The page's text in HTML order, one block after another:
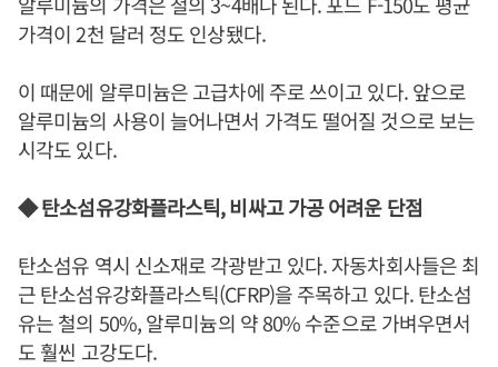
가격이 2천 달러 정도 인상됐다.
이 때문에 알루미늄은 고급차에 주로 쓰이고 있다. 앞으로
알루미늄의 사용이 늘어나면서 가격도 떨어질 것으로 보는
시각도 있다.
◆ 탄소섬유강화플라스틱, 비싸고 가공 어려운 단점
탄소섬유 역시 신소재로 각광받고 있다. 자동차회사들은 최
근 탄소섬유강화플라스틱(CFRP)을 주목하고 있다. 탄소섬
유는 철의 50%, 알루미늄의 약 80% 수준으로 가벼우면서
도 훨씬 고강도다.